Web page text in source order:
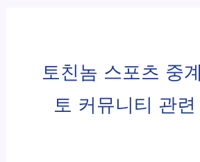
토친놈 스포츠 중
토 커뮤니티 관